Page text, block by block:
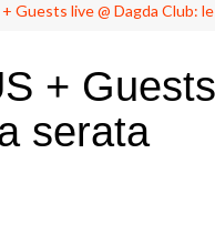
Guests live @ Dagda Club:
+
serata